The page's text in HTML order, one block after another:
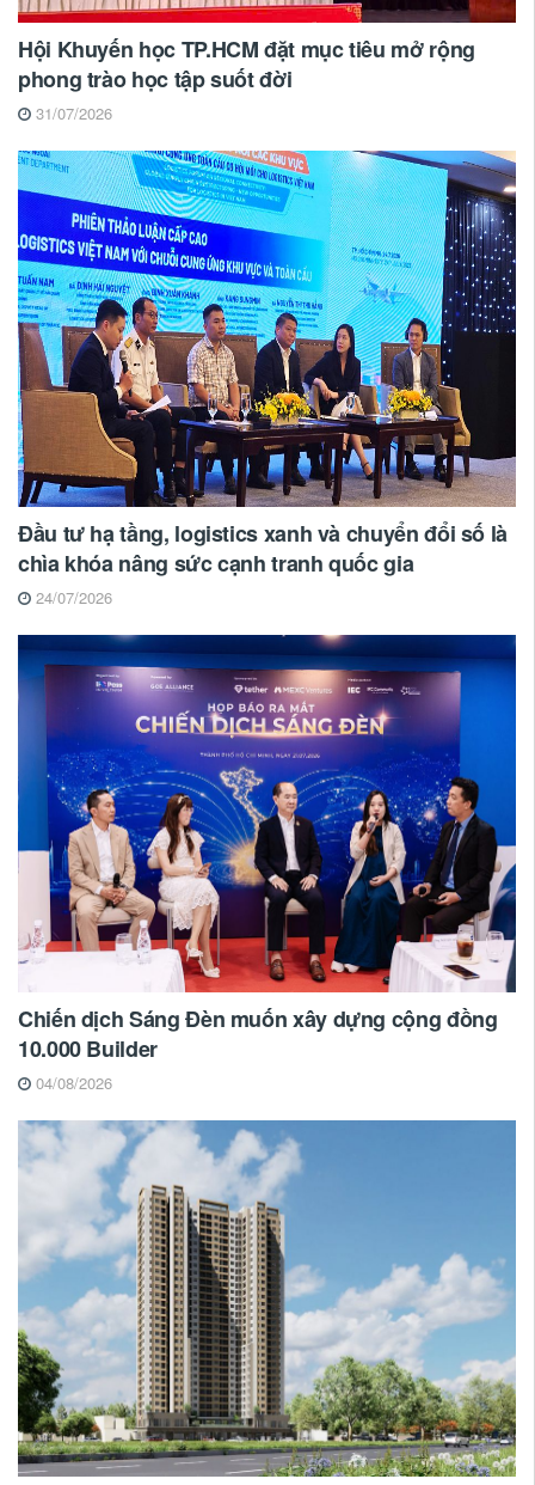
Hội Khuyến học TP.HCM đặt mục tiêu mở rộng
phong trào học tập suốt đời
31/07/2026
Đầu tư hạ tầng, logistics xanh và chuyển đổi số là
chìa khóa nâng sức cạnh tranh quốc gia
24/07/2026
Chiến dịch Sáng Đèn muốn xây dựng cộng đồng
10.000 Builder
04/08/2026